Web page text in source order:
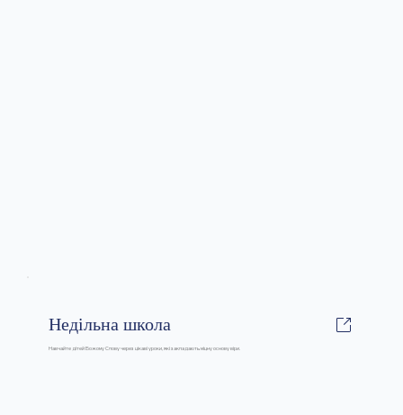
Недільна школа
Навчайте дітей Божому Слову через цікаві уроки, які закладають міцну основу віри.